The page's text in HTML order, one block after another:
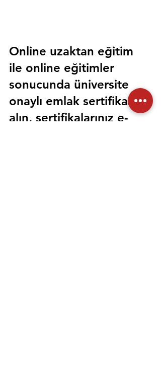
Online uzaktan eğitim
ile online eğitimler
sonucunda üniversite
onaylı emlak sertifikası
alın, sertifikalarınız e-